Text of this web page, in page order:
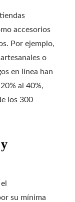
accesorios
Por ejemplo,
o
en línea han
al 40%,
los 300
su mínima